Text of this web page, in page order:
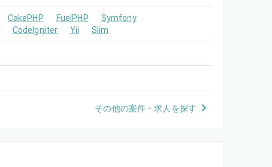
CakePHP FuelPHP
Symfony
CodeIgniter Yii Slim
その他の案件・求人を探す